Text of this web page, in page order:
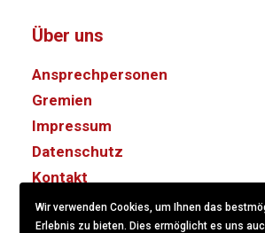
Über uns
Ansprechpersonen
Gremien
Impressum
Datenschutz
Kontakt
Wir verwenden Cookies, um Ihnen das
Erlebnis zu bieten. Dies ermöglicht es uns